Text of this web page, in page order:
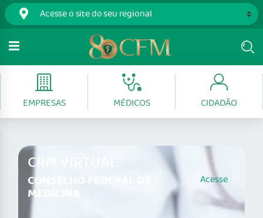
EMPRESAS MÉDICOS CIDADÃO
CRM VIRTUAL
CONSELHO FEDERAL DE
MEDICINA
Acesse